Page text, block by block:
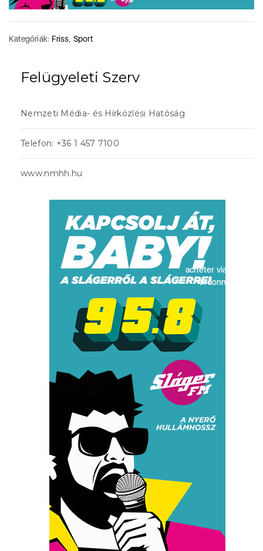
Kategóriák: Friss Sport
Felügyeleti Szerv
Nemzeti Média- és Hírközlési Hatóság
Telefon: +36 1 457 7100
www.nmhh.hu
acheter viagra sans
ordonnance